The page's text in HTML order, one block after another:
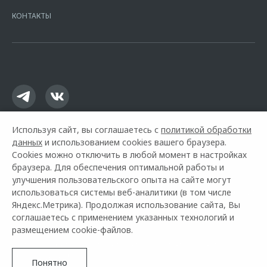
16.01.2015. Предложение ограничено и не является публичной
КОНТАКТЫ
Горячая линия OMODA: +7 (8352) 23-97-97
Используя сайт, вы соглашаетесь с политикой обработки
данных и использованием cookies вашего браузера.
Cookies можно отключить в любой момент в настройках
браузера. Для обеспечения оптимальной работы и
улучшения пользовательского опыта на сайте могут
использоваться системы веб-аналитики (в том числе
Яндекс.Метрика). Продолжая использование сайта, Вы
соглашаетесь с применением указанных технологий и
размещением cookie-файлов.
Понятно